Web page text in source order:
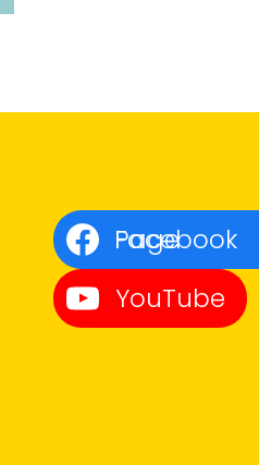
Facebook Page
YouTube